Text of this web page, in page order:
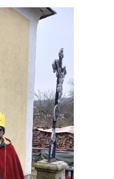
52
Nahoru ↑